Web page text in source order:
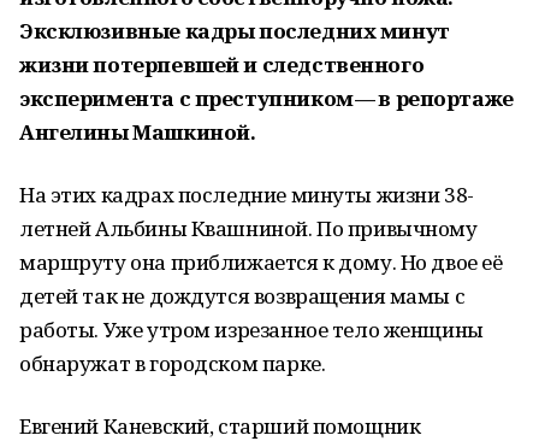
Эксклюзивные кадры последних минут
жизни потерпевшей и следственного
эксперимента с преступником — в репортаже
Ангелины Машкиной.
На этих кадрах последние минуты жизни 38-
летней Альбины Квашниной. По привычному
маршруту она приближается к дому. Но двое её
детей так не дождутся возвращения мамы с
работы. Уже утром изрезанное тело женщины
обнаружат в городском парке.
Евгений Каневский, старший помощник